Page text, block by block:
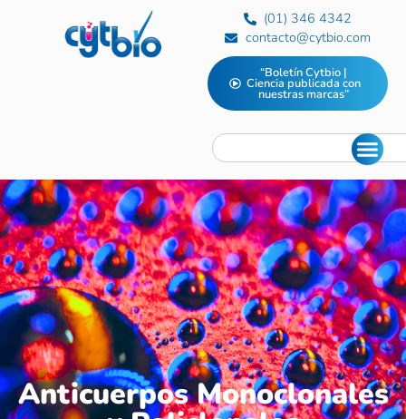
(01) 346 4342
contacto@cytbio.com
“Boletín Cytbio |
Ciencia publicada con
nuestras marcas”
Anticuerpos Monoclonales